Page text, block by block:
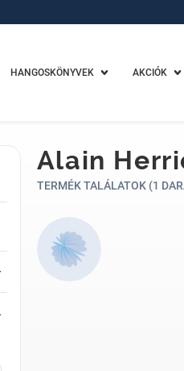
HANGOSKÖNYVEK AKCIÓK
Alain
TERMÉK TALÁLATOK (1